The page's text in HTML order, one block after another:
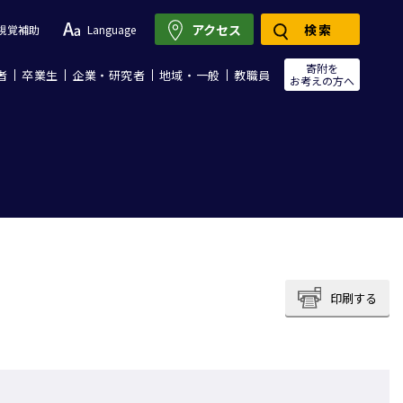
覚補助 Language
卒業生 企業・研究者 地域・一般 教職員
寄附を
お考えの方へ
アクセス 検索
印刷する